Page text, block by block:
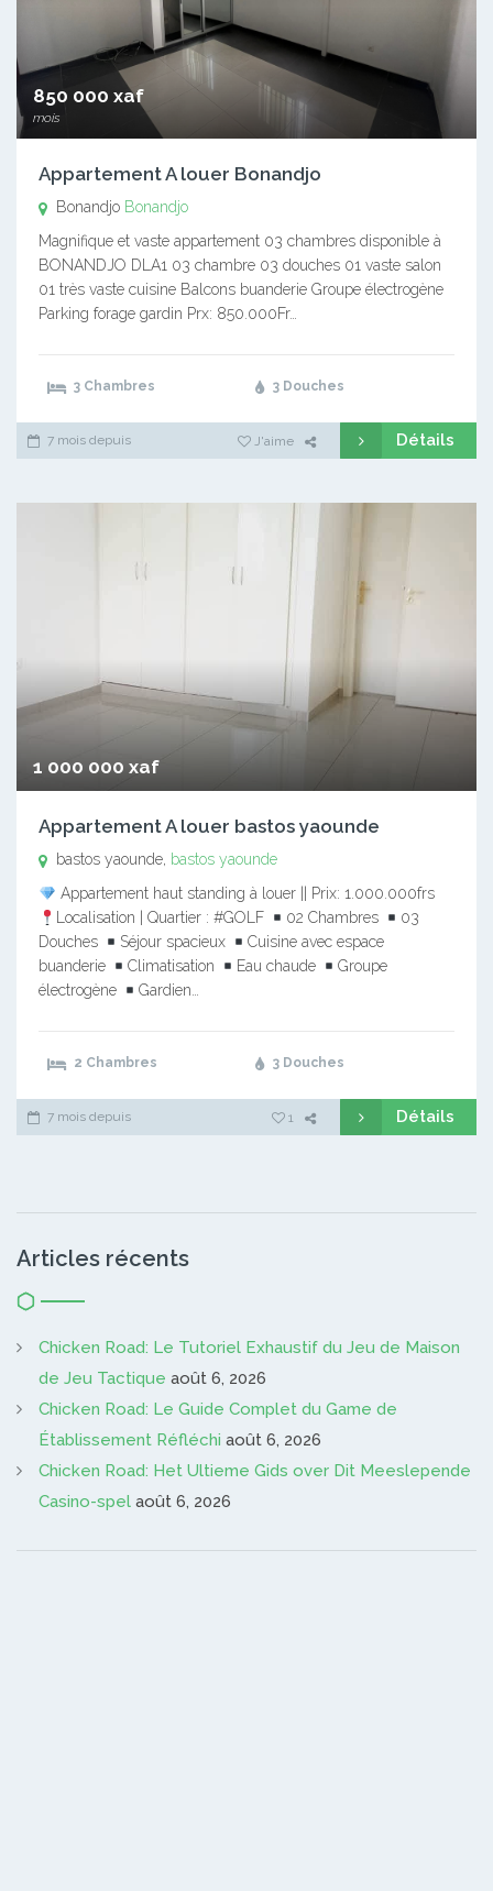
850 000 xaf
mois
Appartement A louer Bonandjo
Bonandjo Bonandjo
Magnifique et vaste appartement 03 chambres disponible à
BONANDJO DLA1 03 chambre 03 douches 01 vaste salon
01 très vaste cuisine Balcons buanderie Groupe électrogène
Parking forage gardin Prx: 850.000Fr…
3 Chambres 3 Douches
7 mois depuis J'aime Détails
1 000 000 xaf
Appartement A louer bastos yaounde
bastos yaounde, bastos yaounde
Appartement haut standing à louer || Prix: 1.000.000frs
Localisation | Quartier : #GOLF
02 Chambres
03
Douches
Séjour spacieux
Cuisine avec espace
buanderie
Climatisation Eau chaude
Groupe
électrogène
Gardien…
2 Chambres 3 Douches
7 mois depuis 1 Détails
Articles récents
Chicken Road: Le Tutoriel Exhaustif du Jeu de Maison
de Jeu Tactique août 6, 2026
Chicken Road: Le Guide Complet du Game de
Établissement Réfléchi août 6, 2026
Chicken Road: Het Ultieme Gids over Dit Meeslepende
Casino-spel août 6, 2026